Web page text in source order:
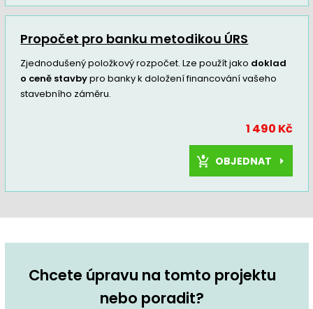
Propočet pro banku metodikou ÚRS
Zjednodušený položkový rozpočet. Lze použít jako doklad
o ceně stavbypro banky k doložení financování vašeho
stavebního záměru.
1 490 Kč
OBJEDNAT
Chcete úpravu na tomto projektu
nebo poradit?